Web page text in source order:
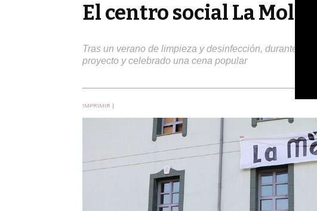
El centro social La
Tras un verano de limpieza y desinfección, durante la
proyecto y celebrado una cena popular
IMPRIMIR |